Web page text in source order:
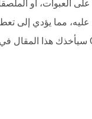
العبوات، أو